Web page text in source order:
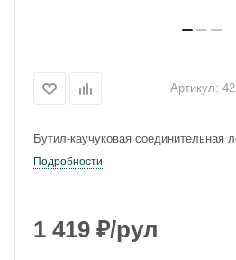
Артикул:
Бутил-каучуковая
Подробности
1 419 ₽/рул